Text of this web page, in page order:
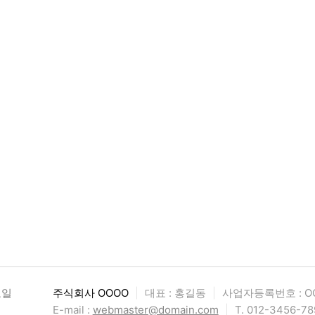
주식회사 OOOO 대표 : 홍길동
사업자등록번호 :
E-mail : webmaster@domain.com T. 012-3456-